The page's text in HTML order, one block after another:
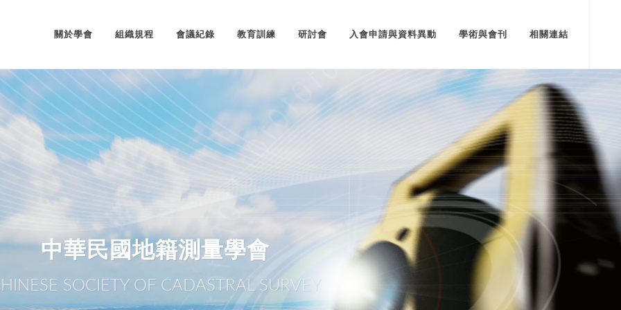
關於學會 組織規程 會議紀錄 教育訓練 研討會 入會申請與資料異動 學術與會刊 相關連結
中華民國地籍測量學會
SOCIETY OF CADASTRAL SURVEY